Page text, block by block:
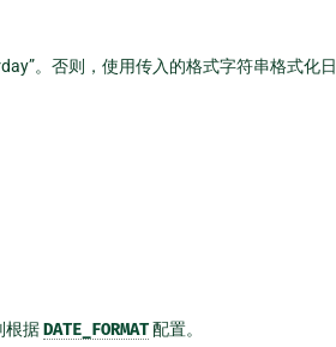
。否则，使用传入的格式字符串格式化日
根据DATE_FORMAT配置。